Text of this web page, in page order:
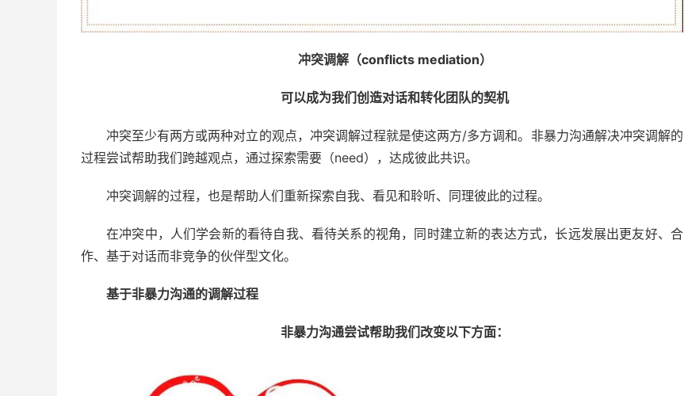
冲突调解（conflicts mediation）
可以成为我们创造对话和转化团队的契机
冲突至少有两方或两种对立的观点，冲突调解过程就是使这两方/多方调和。非暴力沟通解决冲突调解的
过程尝试帮助我们跨越观点，通过探索需要（need），达成彼此共识。
冲突调解的过程，也是帮助人们重新探索自我、看见和聆听、同理彼此的过程。
在冲突中，人们学会新的看待自我、看待关系的视角，同时建立新的表达方式，长远发展出更友好、合
作、基于对话而非竞争的伙伴型文化。
基于非暴力沟通的调解过程
非暴力沟通尝试帮助我们改变以下方面：